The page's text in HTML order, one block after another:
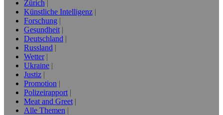
Zürich
Künstliche Intelligenz
Forschung
Gesundheit
Deutschland
Russland
Wetter
Ukraine
Justiz
Promotion
Polizeirapport
Meat and Greet
Alle Themen